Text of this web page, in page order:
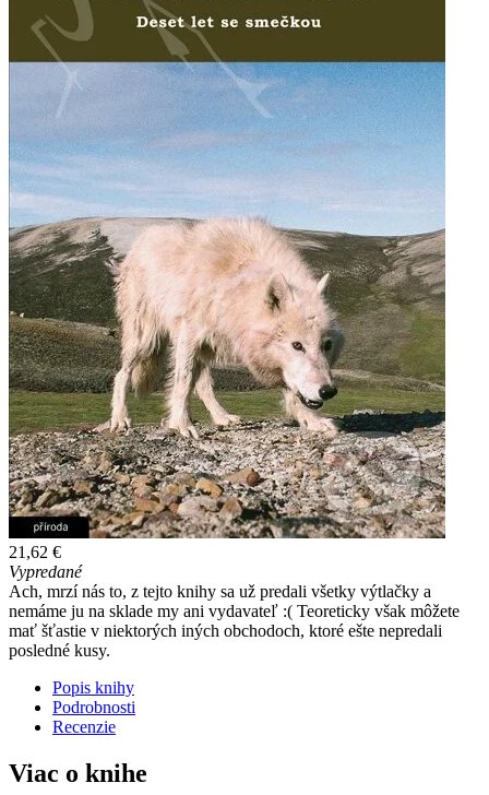
21,62 €
Vypredané
Ach, mrzí nás to, z tejto knihy sa už predali všetky výtlačky a
nemáme ju na sklade my ani vydavateľ :( Teoreticky však môžete
mať šťastie v niektorých iných obchodoch, ktoré ešte nepredali
posledné kusy.
Popis knihy
Podrobnosti
Recenzie
Viac o knihe